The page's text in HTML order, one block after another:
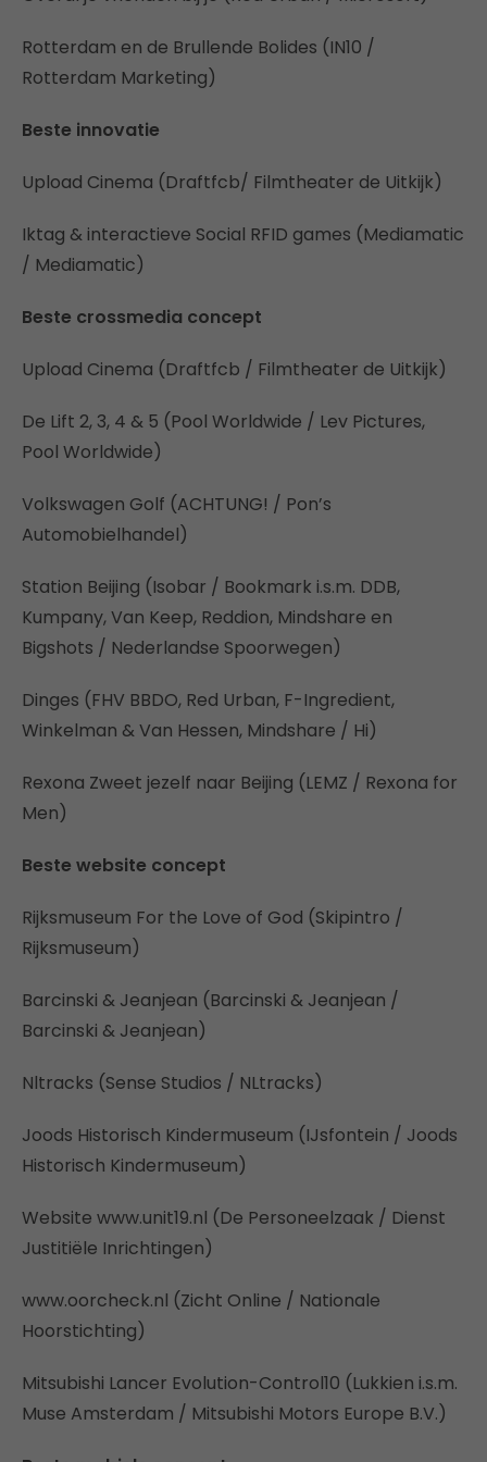
Rotterdam en de Brullende Bolides (IN10 /
Rotterdam Marketing)
Beste innovatie
Upload Cinema (Draftfcb/ Filmtheater de Uitkijk)
Iktag & interactieve Social RFID games (Mediamatic
/ Mediamatic)
Beste crossmedia concept
Upload Cinema (Draftfcb / Filmtheater de Uitkijk)
De Lift 2, 3, 4 & 5 (Pool Worldwide / Lev Pictures,
Pool Worldwide)
Volkswagen Golf (ACHTUNG! / Pon’s
Automobielhandel)
Station Beijing (Isobar / Bookmark i.s.m. DDB,
Kumpany, Van Keep, Reddion, Mindshare en
Bigshots / Nederlandse Spoorwegen)
Dinges (FHV BBDO, Red Urban, F-Ingredient,
Winkelman & Van Hessen, Mindshare / Hi)
Rexona Zweet jezelf naar Beijing (LEMZ / Rexona for
Men)
Beste website concept
Rijksmuseum For the Love of God (Skipintro /
Rijksmuseum)
Barcinski & Jeanjean (Barcinski & Jeanjean /
Barcinski & Jeanjean)
Nltracks (Sense Studios / NLtracks)
Joods Historisch Kindermuseum (IJsfontein / Joods
Historisch Kindermuseum)
Website www.unit19.nl (De Personeelzaak / Dienst
Justitiële Inrichtingen)
www.oorcheck.nl (Zicht Online / Nationale
Hoorstichting)
Mitsubishi Lancer Evolution-Control10 (Lukkien i.s.m.
Muse Amsterdam / Mitsubishi Motors Europe B.V.)